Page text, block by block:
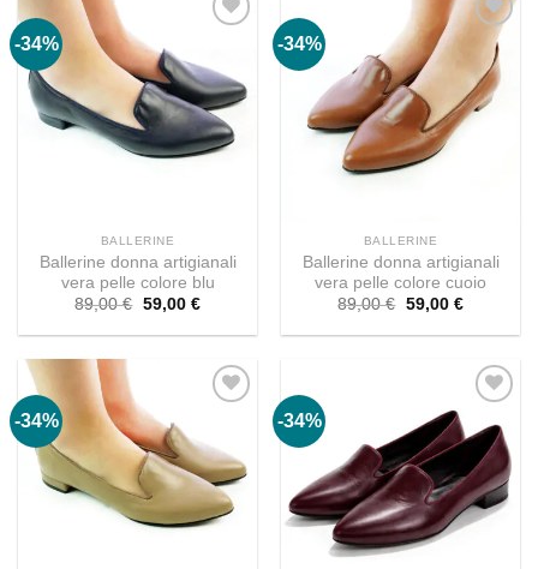
-34%
BALLERINE
Ballerine donna artigianali
vera pelle colore blu
89,00€ Il
originale
59,00 €Il
attuale
59,00 €.
-34%
BALLERINE
Ballerine donna artigianali
vera pelle colore cuoio
89,00€ Il
originale
59,00 €Il
attuale
59,00 €.
-34% -34%